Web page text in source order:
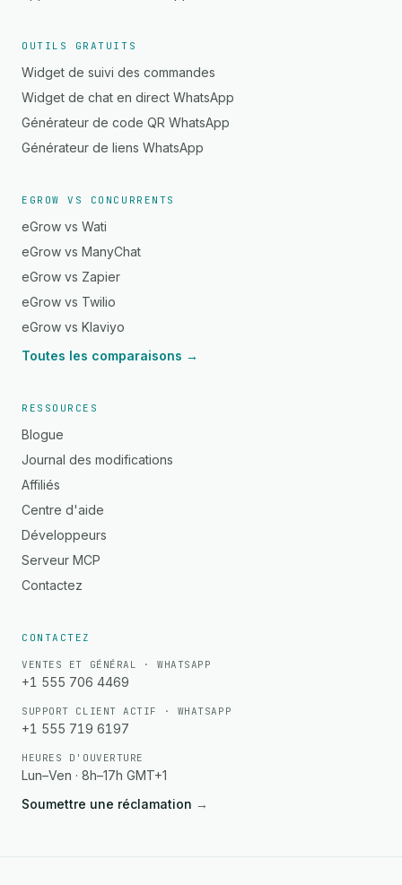
OUTILS GRATUITS
Widget de suivi des commandes
Widget de chat en direct WhatsApp
Générateur de code QR WhatsApp
Générateur de liens WhatsApp
EGROW VS CONCURRENTS
eGrow vs Wati
eGrow vs ManyChat
eGrow vs Zapier
eGrow vs Twilio
eGrow vs Klaviyo
Toutes les comparaisons →
RESSOURCES
Blogue
Journal des modifications
Affiliés
Centre d'aide
Développeurs
Serveur MCP
Contactez
CONTACTEZ
VENTES ET GÉNÉRAL · WHATSAPP
+1 555 706 4469
SUPPORT CLIENT ACTIF · WHATSAPP
+1 555 719 6197
HEURES D'OUVERTURE
Lun–Ven · 8h–17h GMT+1
Soumettre une réclamation →